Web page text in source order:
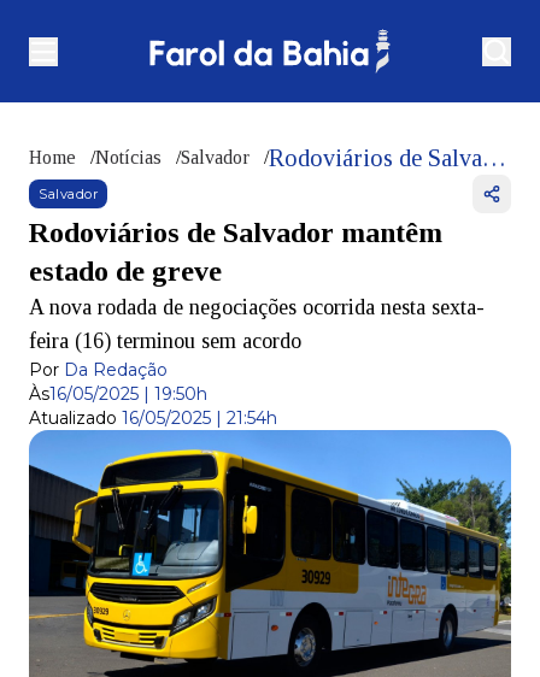
Home /Notícias /Salvador / Rodoviários de Salvador mantêm estado de greve
Salvador
Rodoviários de Salvador mantêm
estado de greve
A nova rodada de negociações ocorrida nesta sexta-
feira (16) terminou sem acordo
Por Da Redação
Às16/05/2025 | 19:50h
Atualizado 16/05/2025 | 21:54h